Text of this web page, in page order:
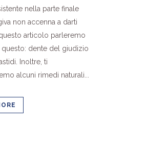
nella parte finale
non accenna a darti
articolo parleremo
dente del giudizio
Inoltre, ti
alcuni rimedi naturali...